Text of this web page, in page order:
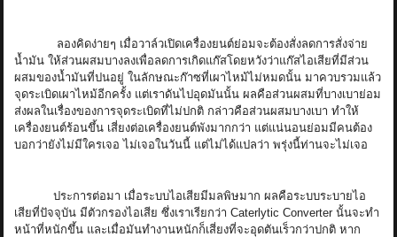
ลองคิดง่ายๆ เมื่อวาล์วเปิดเครื่องยนต์ย่อมจะต้องสั่งลดการสั่งจ่าย
น้ำมัน ให้ส่วนผสมบางลงเพื่อลดการเกิดแก๊สโดยหวังว่าแก๊สไอเสียที่มีส่วน
ผสมของน้ำมันที่ปนอยู่ ในลักษณะก๊าซที่เผาไหม้ไม่หมดนั้น มาควบรวมแล้ว
จุดระเบิดเผาไหม้อีกครั้ง แต่เราดันไปอุดมันนั้น ผลคือส่วนผสมที่บางเบาย่อม
ส่งผลในเรื่องของการจุดระเบิดที่ไม่ปกติ กล่าวคือส่วนผสมบางเบา ทำให้
เครื่องยนต์ร้อนขึ้น เสี่ยงต่อเครื่องยนต์พังมากกว่า แต่แน่นอนย่อมมีคนต้อง
บอกว่ายังไม่มีใครเจอ ไม่เจอในวันนี้ แต่ไม่ได้แปลว่า พรุ่งนี้ท่านจะไม่เจอ
ประการต่อมา เมื่อระบบไอเสียมีมลพิษมาก ผลคือระบบระบายไอ
เสียที่ปัจจุบัน มีตัวกรองไอเสีย ซึ่งเราเรียกว่า Caterlytic Converter นั้นจะทำ
หน้าที่หนักขึ้น และเมื่อมันทำงานหนักก็เสี่ยงที่จะอุดตันเร็วกว่าปกติ หาก